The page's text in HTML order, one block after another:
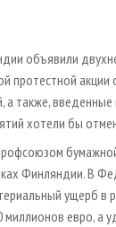
объявили
протестной
также,
хотели бы
Финляндии. В
ущерб в
евро, а